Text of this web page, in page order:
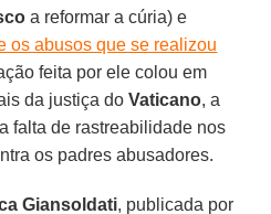
a reformar a cúria) e
os abusos que se realizou
feita por ele colou em
da justiça doVaticano, a
falta de rastreabilidade nos
os padres abusadores.
Giansoldati, publicada por